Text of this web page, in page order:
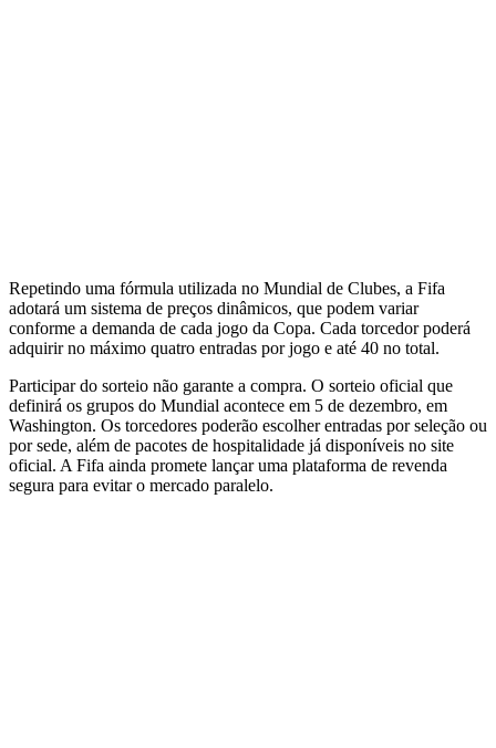
Repetindo uma fórmula utilizada no Mundial de Clubes, a Fifa
adotará um sistema de preços dinâmicos, que podem variar
conforme a demanda de cada jogo da Copa. Cada torcedor poderá
adquirir no máximo quatro entradas por jogo e até 40 no total.
Participar do sorteio não garante a compra. O sorteio oficial que
definirá os grupos do Mundial acontece em 5 de dezembro, em
Washington. Os torcedores poderão escolher entradas por seleção ou
por sede, além de pacotes de hospitalidade já disponíveis no site
oficial. A Fifa ainda promete lançar uma plataforma de revenda
segura para evitar o mercado paralelo.